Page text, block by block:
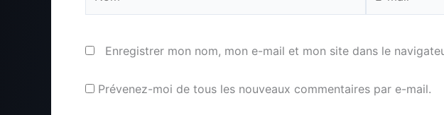
mail*
Enregistrer mon nom, mon e-mail et mon site dans le
Prévenez-moi de tous les nouveaux commentaires par e-mail.